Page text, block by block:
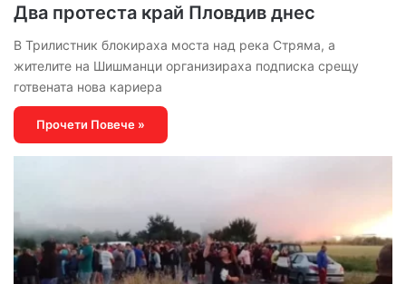
Два протеста край Пловдив днес
В Трилистник блокираха моста над река Стряма, а
жителите на Шишманци организираха подписка срещу
готвената нова кариера
Прочети Повече »